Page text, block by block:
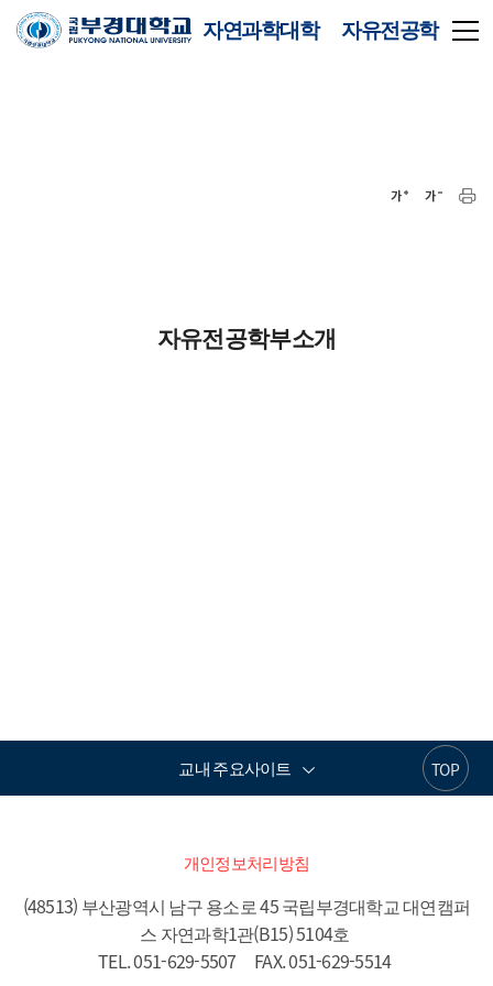
자연과학대학 자유전공학
자유전공학부소개
TOP
교내 주요사이트
개인정보처리방침
(48513) 부산광역시 남구 용소로 45 국립부경대학교 대연캠퍼
스 자연과학1관(B15) 5104호
TEL. 051-629-5507     FAX. 051-629-5514